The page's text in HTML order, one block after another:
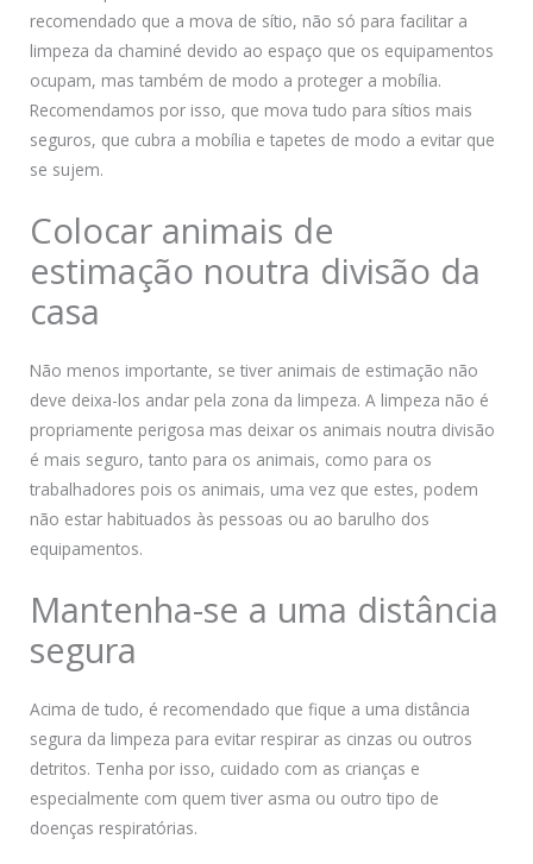
recomendado que a mova de sítio, não só para facilitar a
limpeza da chaminé devido ao espaço que os equipamentos
ocupam, mas também de modo a proteger a mobília.
Recomendamos por isso, que mova tudo para sítios mais
seguros, que cubra a mobília e tapetes de modo a evitar que
se sujem.
Colocar animais de
estimação noutra divisão da
casa
Não menos importante, se tiver animais de estimação não
deve deixa-los andar pela zona da limpeza. A limpeza não é
propriamente perigosa mas deixar os animais noutra divisão
é mais seguro, tanto para os animais, como para os
trabalhadores pois os animais, uma vez que estes, podem
não estar habituados às pessoas ou ao barulho dos
equipamentos.
Mantenha-se a uma distância
segura
Acima de tudo, é recomendado que fique a uma distância
segura da limpeza para evitar respirar as cinzas ou outros
detritos. Tenha por isso, cuidado com as crianças e
especialmente com quem tiver asma ou outro tipo de
doenças respiratórias.